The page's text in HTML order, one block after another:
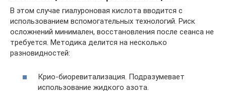
В этом случае гиалуроновая кислота вводится с
использованием вспомогательных технологий. Риск
осложнений минимален, восстановления после сеанса не
требуется. Методика делится на несколько
разновидностей:
Крио-биоревитализация. Подразумевает
использование жидкого азота.